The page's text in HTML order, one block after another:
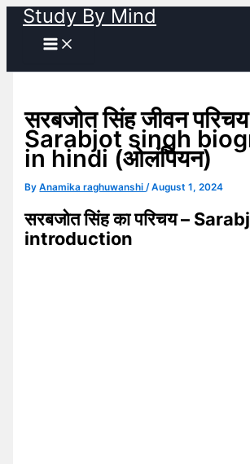
Skip
content
Study By Mind
सरबजोत सिंह जीवन परिचय
Sarabjot singh
in hindi (ओलंपियन)
ByAnamika raghuwanshi/August 1, 2024
सरबजोत सिंह का परिचय –
introduction